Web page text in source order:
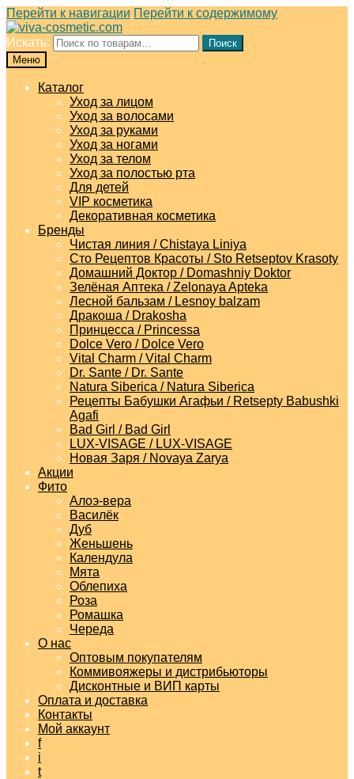
Перейти к навигации Перейти к содержимому
Искать:
Поиск
Меню
Каталог
Уход за лицом
Уход за волосами
Уход за руками
Уход за ногами
Уход за телом
Уход за полостью рта
Для детей
VIP косметика
Декоративная косметика
Бренды
Чистая линия / Chistaya Liniya
Сто Рецептов Красоты / Sto Retseptov Krasoty
Домашний Доктор / Domashniy Doktor
Зелёная Аптека / Zelonaya Apteka
Лесной бальзам / Lesnoy balzam
Дракоша / Drakosha
Принцесса / Princessa
Dolce Vero / Dolce Vero
Vital Charm / Vital Charm
Dr. Sante / Dr. Sante
Natura Siberica / Natura Siberica
Рецепты Бабушки Агафьи / Retsepty Babushki
Agafi
Bad Girl / Bad Girl
LUX-VISAGE / LUX-VISAGE
Новая Заря / Novaya Zarya
Акции
Фито
Алоэ-вера
Василёк
Дуб
Женьшень
Календула
Мята
Облепиха
Роза
Ромашка
Череда
О нас
Оптовым покупателям
Коммивояжеры и дистрибьюторы
Дисконтные и ВИП карты
Оплата и доставка
Контакты
Мой аккаунт
f
i
t